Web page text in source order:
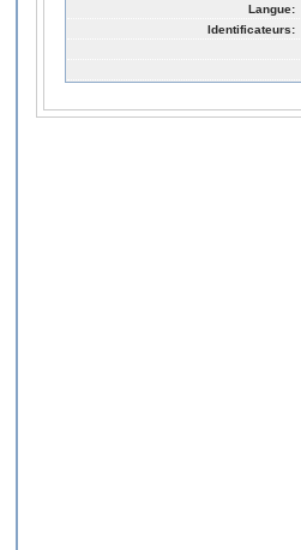
Langue:
Identificateurs: